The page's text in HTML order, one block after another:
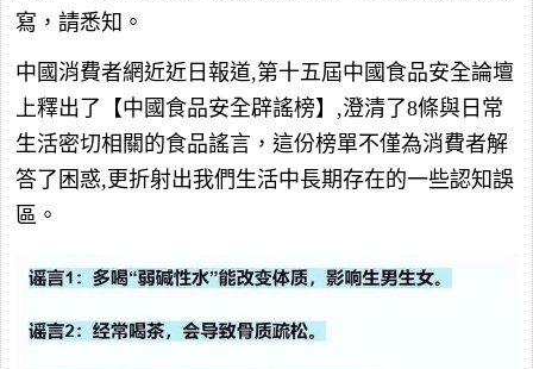
寫，請悉知。
中國消費者網近近日報道,第十五屆中國食品安全論壇
上釋出了【中國食品安全辟謠榜】,澄清了8條與日常
生活密切相關的食品謠言，這份榜單不僅為消費者解
答了困惑,更折射出我們生活中長期存在的一些認知誤
區。